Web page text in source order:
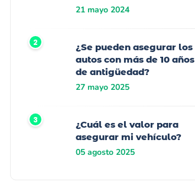
21 mayo 2024
¿Se pueden asegurar los
autos con más de 10 años
de antigüedad?
27 mayo 2025
¿Cuál es el valor para
asegurar mi vehículo?
05 agosto 2025